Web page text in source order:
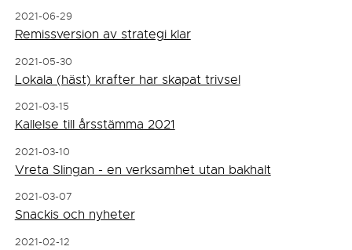
2021-06-29
Remissversion av strategi klar
2021-05-30
Lokala (häst) krafter har skapat trivsel
2021-03-15
Kallelse till årsstämma 2021
2021-03-10
Vreta Slingan - en verksamhet utan bakhalt
2021-03-07
Snackis och nyheter
2021-02-12